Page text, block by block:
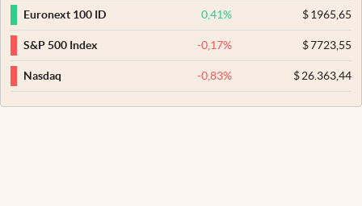
Euronext 100 ID 0,41% $1965,65
S&P 500 Index -0,17% $7723,55
Nasdaq -0,83% $26.363,44